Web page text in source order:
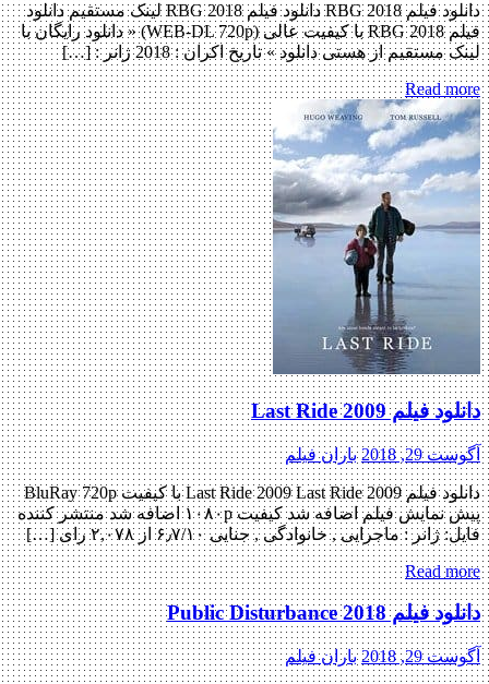
دانلود فیلم RBG 2018 دانلود فیلم RBG 2018 لینک مستقیم دانلود
فیلم RBG 2018 با کیفیت عالی (WEB-DL 720p) « دانلود رایگان با
لینک مستقیم از هستی دانلود » تاریخ اکران : 2018 ژانر : […]
Read more
دانلود فیلم Last Ride 2009
آگوست 29, 2018 باران فیلم
دانلود فیلم Last Ride 2009 Last Ride 2009 با کیفیت BluRay 720p
پیش نمایش فیلم اضافه شد کیفیت ۱۰۸۰p اضافه شد منتشر کننده
فایل: ژانر : ماجرایی , خانوادگی , جنایی ۶٫۷/۱۰ از ۲,۰۷۸ رای […]
Read more
دانلود فیلم Public Disturbance 2018
آگوست 29, 2018 باران فیلم